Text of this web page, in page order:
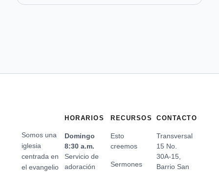
Somos una
iglesia
centrada en
el evangelio
HORARIOS
Domingo
8:30 a.m.
Servicio de
adoración
RECURSOS
Esto
creemos
Sermones
CONTACTO
Transversal
15 No.
30A-15,
Barrio San